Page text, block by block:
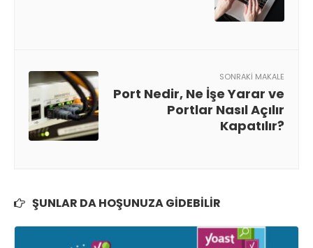
SONRAKI MAKALE
Port Nedir, Ne İşe Yarar ve
Portlar Nasıl Açılır
Kapatılır?
ŞUNLAR DA HOŞUNUZA GIDEBILIR